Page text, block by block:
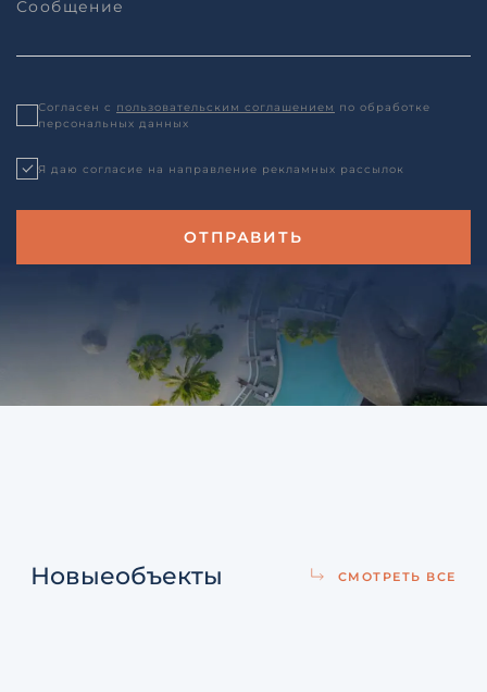
Согласен с пользовательским соглашением по обработке
персональных данных
Я даю согласие на направление рекламных рассылок
Новыеобъекты СМОТРЕТЬ ВСЕ